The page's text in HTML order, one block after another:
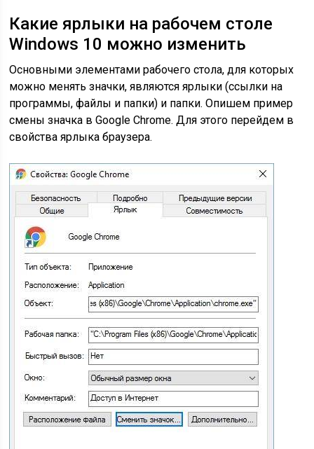
Какие ярлыки на рабочем столе
Windows 10 можно изменить
Основными элементами рабочего стола, для которых
можно менять значки, являются ярлыки (ссылки на
программы, файлы и папки) и папки. Опишем пример
смены значка в Google Chrome. Для этого перейдем в
свойства ярлыка браузера.